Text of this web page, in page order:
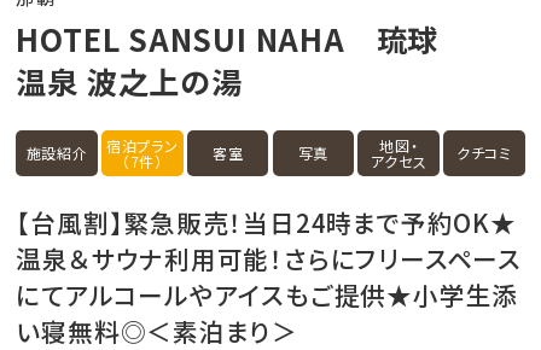
HOTEL SANSUI NAHA 琉球
温泉 波之上の湯
施設紹介 宿泊プラン
（7件） 客室 写真 地図・
アクセス クチコミ
【台風割】緊急販売！当日24時まで予約OK★
温泉＆サウナ利用可能！さらにフリースペース
にてアルコールやアイスもご提供★小学生添
い寝無料◎＜素泊まり＞